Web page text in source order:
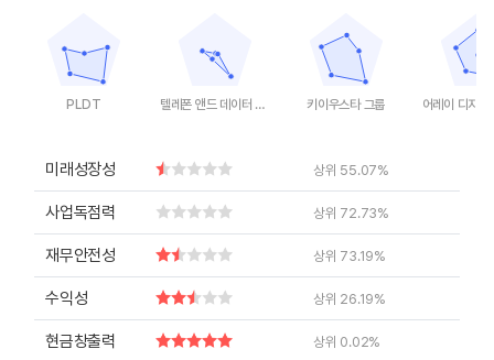
The chart has 1 X axis displaying categories.
The chart has 1 Y axis displaying values. Data ranges from 5 to
PLDT
The chart has 1 X axis displaying categories.
The chart has 1 Y axis displaying values.
텔레폰 앤드 데이터 시스템즈
The chart has 1 X axis
The chart has 1 Y axis
키이우스타 그룹
The
The
미래성장성 상위 55.07%
사업독점력 상위 72.73%
재무안전성 상위 73.19%
수익성 상위 26.19%
현금창출력 상위 0.02%